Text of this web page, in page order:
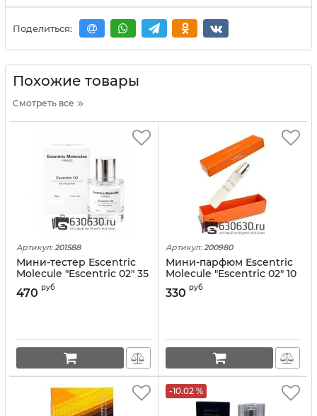
Поделиться:
Похожие товары
Смотреть все
Артикул: 201588
Мини-тестер Escentric
Molecule "Escentric 02" 35
470 руб
Артикул: 200980
Мини-парфюм Escentric
Molecule "Escentric 02" 10
ml VIP
330 руб
-10.02 %